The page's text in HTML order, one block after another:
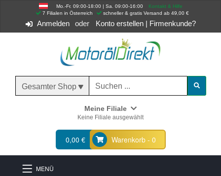
Mo.-Fr. 09:00-18:00 | Sa. 09:00-16:00
Kontakt & Hilfe
7 Filialen in Österreich
schneller & gratis Versand ab 49,00 €
Anmelden Konto erstellen| Firmenkunde?
Gesamter Shop
Meine Filiale
Keine Filiale ausgewählt
0,00 € Warenkorb - 0
MENÜ